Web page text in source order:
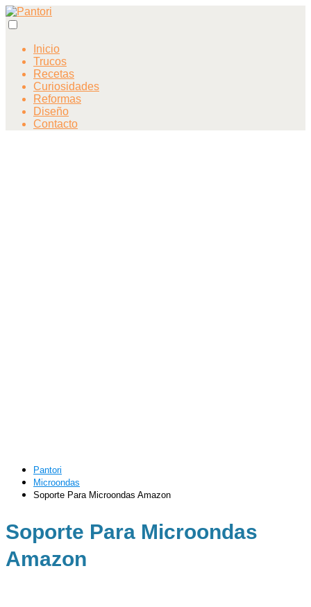
Inicio
Trucos
Recetas
Curiosidades
Reformas
Diseño
Contacto
Pantori
Microondas
Soporte Para Microondas Amazon
Soporte Para Microondas
Amazon